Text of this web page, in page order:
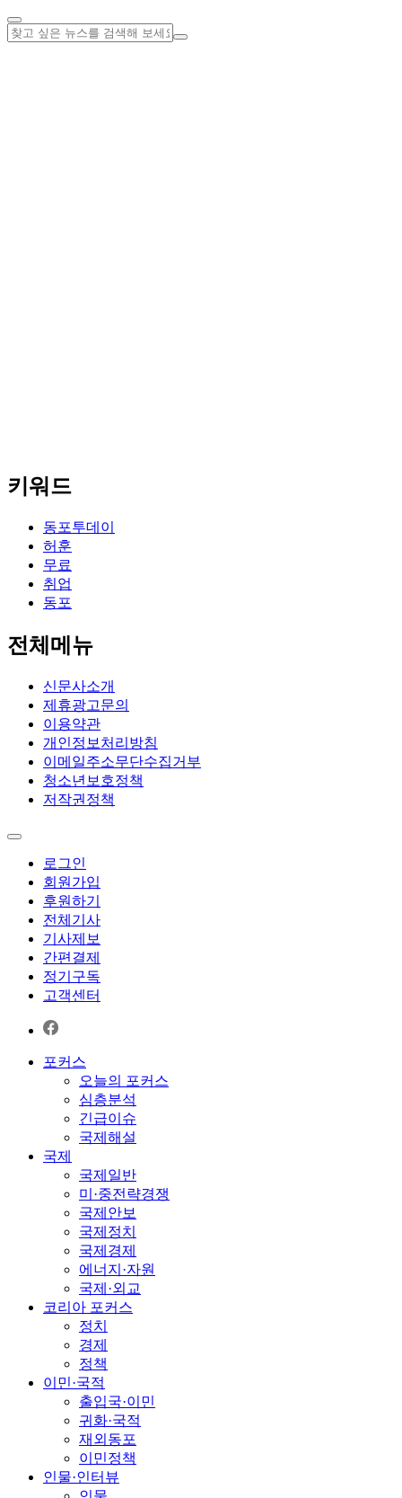
키워드
동포투데이
허훈
무료
취업
동포
전체메뉴
신문사소개
제휴광고문의
이용약관
개인정보처리방침
이메일주소무단수집거부
청소년보호정책
저작권정책
로그인
회원가입
후원하기
전체기사
기사제보
간편결제
정기구독
고객센터
포커스
오늘의 포커스
심층분석
긴급이슈
국제해설
국제
국제일반
미·중전략경쟁
국제안보
국제정치
국제경제
에너지·자원
국제·외교
코리아 포커스
정치
경제
정책
이민·국적
출입국·이민
귀화·국적
재외동포
이민정책
인물·인터뷰